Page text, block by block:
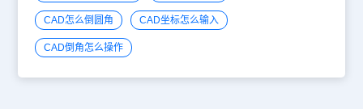
CAD怎么倒圆角 CAD坐标怎么输入
CAD倒角怎么操作